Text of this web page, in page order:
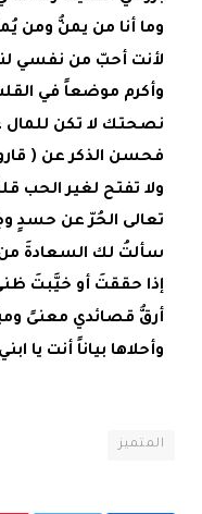
وما أنا من يمنُّ ومن
لأنت أحبّ من نفسي
وأكرم موضعاً في
نصحتك لا تكن للمال
فحسن الذكر عن (
ولا تفتح لغير الحب
تعالى الحُرّ عن حسدٍ
سألتُ لك السعادةَ
إذا حققتَ أو خيَّبتَ
أرقُّ قصائدي معنىً
وأحلاها بياناً أنت يا
المتميز